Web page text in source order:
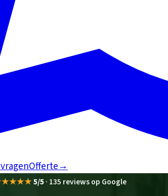
Offerte→
5/5· 135 reviews op Google